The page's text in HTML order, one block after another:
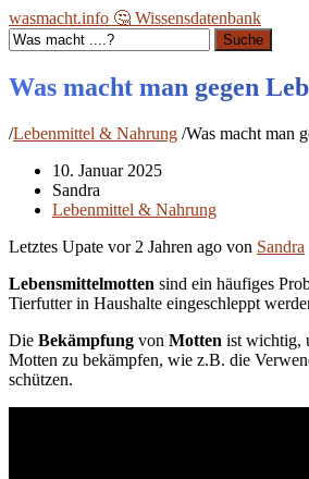
wasmacht.info 🤔 Wissensdatenbank
Suche
Was macht man gegen
/Lebenmittel & Nahrung /Was macht man
10. Januar 2025
Sandra
Lebenmittel & Nahrung
Letztes Upate vor 2 Jahren ago von Sandra
Lebensmittelmotten sind ein häufiges
Tierfutter in Haushalte eingeschleppt
Die Bekämpfung von Motten ist wichtig,
Motten zu bekämpfen, wie z.B. die
schützen.